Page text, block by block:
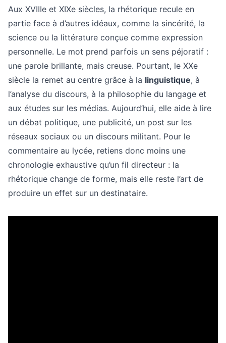
Aux XVIIIe et XIXe siècles, la rhétorique recule en
partie face à d’autres idéaux, comme la sincérité, la
science ou la littérature conçue comme expression
personnelle. Le mot prend parfois un sens péjoratif :
une parole brillante, mais creuse. Pourtant, le XXe
siècle la remet au centre grâce à la linguistique, à
l’analyse du discours, à la philosophie du langage et
aux études sur les médias. Aujourd’hui, elle aide à lire
un débat politique, une publicité, un post sur les
réseaux sociaux ou un discours militant. Pour le
commentaire au lycée, retiens donc moins une
chronologie exhaustive qu’un fil directeur : la
rhétorique change de forme, mais elle reste l’art de
produire un effet sur un destinataire.